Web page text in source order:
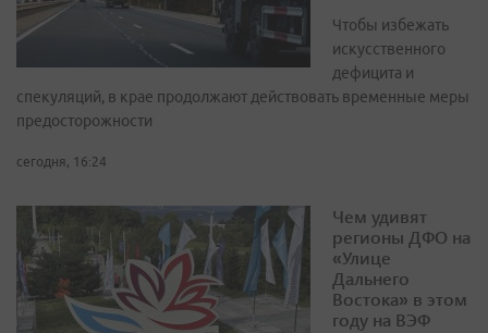
Чтобы избежать
искусственного
дефицита и
спекуляций, в крае продолжают действовать временные меры
предосторожности
сегодня, 16:24
Чем удивят
регионы ДФО на
«Улице
Дальнего
Востока» в этом
году на ВЭФ